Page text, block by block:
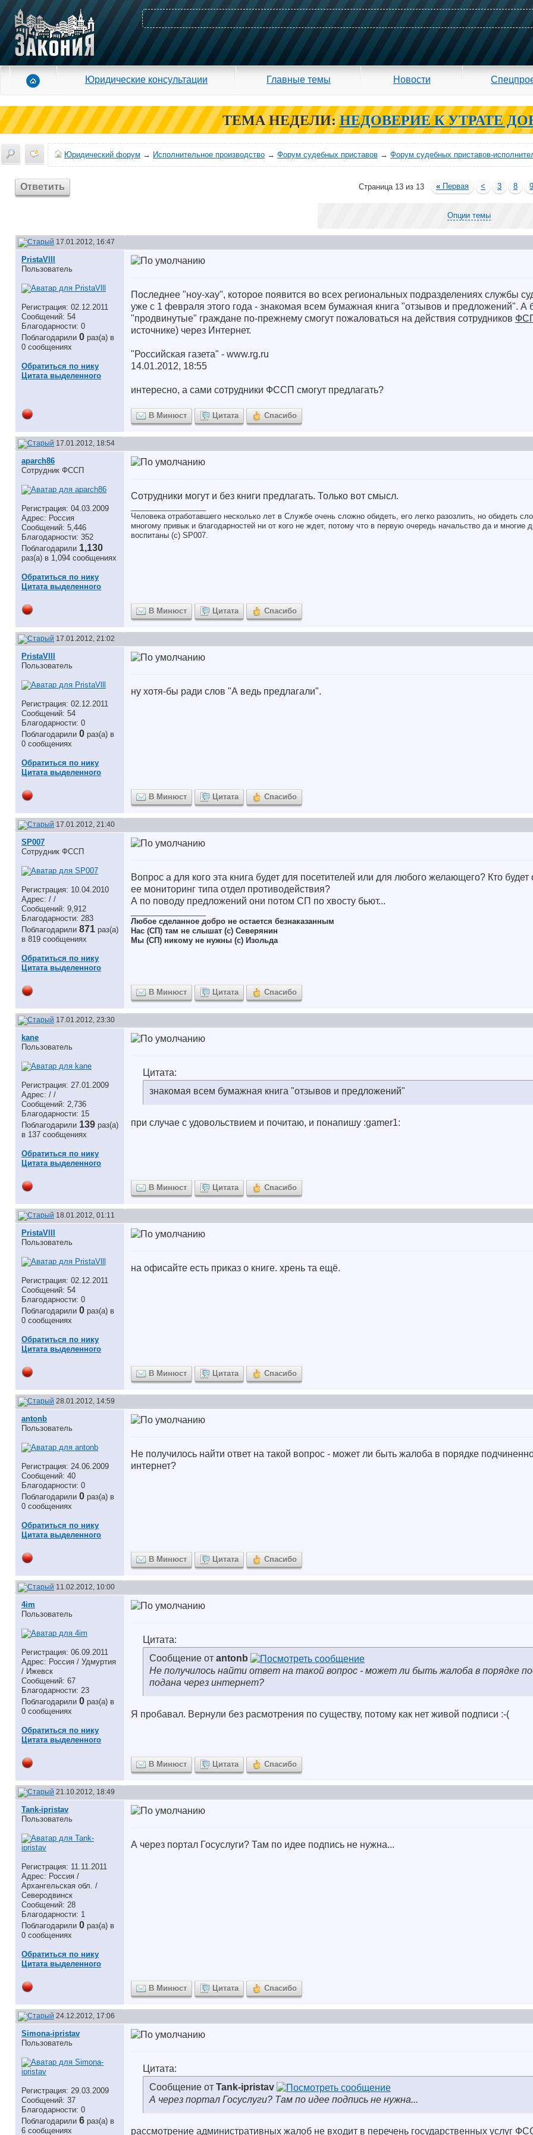
Юридические консультации Главные темы Новости
ТЕМА НЕДЕЛИ: НЕДОВЕРИЕ К УТРАТЕ
Юридический форум → Исполнительное производство → Форум судебных приставов → Форум судебных приставов-
Ответить Страница 13 из 13 « Первая < 3 8 9
Опции темы
17.01.2012, 16:47
PristaVlll
Пользователь
Регистрация: 02.12.2011
Сообщений: 54
Благодарности: 0
Поблагодарили 0 раз(а) в
0 сообщениях
Обратиться по нику
Цитата выделенного
Последнее "ноу-хау", которое появится во всех региональных подразделениях службы
уже с 1 февраля этого года - знакомая всем бумажная книга "отзывов и предложений". А
"продвинутые" граждане по-прежнему смогут пожаловаться на действия сотрудников
источнике) через Интернет.
"Российская газета" - www.rg.ru
14.01.2012, 18:55
интересно, а сами сотрудники ФССП смогут предлагать?
В Минюст Цитата Спасибо
17.01.2012, 18:54
aparch86
Сотрудник ФССП
Регистрация: 04.03.2009
Адрес: Россия
Сообщений: 5,446
Благодарности: 352
Поблагодарили 1,130
раз(а) в 1,094 сообщениях
Обратиться по нику
Цитата выделенного
Сотрудники могут и без книги предлагать. Только вот смысл.
Человека отработавшего несколько лет в Службе очень сложно обидеть, его легко разозлить, но обидеть
многому привык и благодарностей ни от кого не ждет, потому что в первую очередь начальство да и многие
воспитаны (с) SP007.
В Минюст Цитата Спасибо
17.01.2012, 21:02
PristaVlll
Пользователь
Регистрация: 02.12.2011
Сообщений: 54
Благодарности: 0
Поблагодарили 0 раз(а) в
0 сообщениях
Обратиться по нику
Цитата выделенного
ну хотя-бы ради слов "А ведь предлагали".
В Минюст Цитата Спасибо
17.01.2012, 21:40
SP007
Сотрудник ФССП
Регистрация: 10.04.2010
Адрес: / /
Сообщений: 9,912
Благодарности: 283
Поблагодарили 871 раз(а)
в 819 сообщениях
Обратиться по нику
Цитата выделенного
Вопрос а для кого эта книга будет для посетителей или для любого желающего? Кто будет
ее мониторинг типа отдел противодействия?
А по поводу предложений они потом СП по хвосту бьют...
Любое сделанное добро не остается безнаказанным
Нас (СП) там не слышат (с) Северянин
Мы (СП) никому не нужны (с) Изольда
В Минюст Цитата Спасибо
17.01.2012, 23:30
kane
Пользователь
Регистрация: 27.01.2009
Адрес: / /
Сообщений: 2,736
Благодарности: 15
Поблагодарили 139 раз(а)
в 137 сообщениях
Обратиться по нику
Цитата выделенного
Цитата:
знакомая всем бумажная книга "отзывов и предложений"
при случае с удовольствием и почитаю, и понапишу :gamer1:
В Минюст Цитата Спасибо
18.01.2012, 01:11
PristaVlll
Пользователь
Регистрация: 02.12.2011
Сообщений: 54
Благодарности: 0
Поблагодарили 0 раз(а) в
0 сообщениях
Обратиться по нику
Цитата выделенного
на офисайте есть приказ о книге. хрень та ещё.
В Минюст Цитата Спасибо
28.01.2012, 14:59
antonb
Пользователь
Регистрация: 24.06.2009
Сообщений: 40
Благодарности: 0
Поблагодарили 0 раз(а) в
0 сообщениях
Обратиться по нику
Цитата выделенного
Не получилось найти ответ на такой вопрос - может ли быть жалоба в порядке
интернет?
В Минюст Цитата Спасибо
11.02.2012, 10:00
4im
Пользователь
Регистрация: 06.09.2011
Адрес: Россия / Удмуртия
/ Ижевск
Сообщений: 67
Благодарности: 23
Поблагодарили 0 раз(а) в
0 сообщениях
Обратиться по нику
Цитата выделенного
Цитата:
Сообщение от antonb
Не получилось найти ответ на такой вопрос - может ли быть жалоба в порядке
подана через интернет?
Я пробавал. Вернули без расмотрения по существу, потому как нет живой подписи :-(
В Минюст Цитата Спасибо
21.10.2012, 18:49
Tank-ipristav
Пользователь
Регистрация: 11.11.2011
Адрес: Россия /
Архангельская обл. /
Северодвинск
Сообщений: 28
Благодарности: 1
Поблагодарили 0 раз(а) в
0 сообщениях
Обратиться по нику
Цитата выделенного
А через портал Госуслуги? Там по идее подпись не нужна...
В Минюст Цитата Спасибо
24.12.2012, 17:06
Simona-ipristav
Пользователь
Регистрация: 29.03.2009
Сообщений: 37
Благодарности: 0
Поблагодарили 6 раз(а) в
6 сообщениях
Цитата:
Сообщение от Tank-ipristav
А через портал Госуслуги? Там по идее подпись не нужна...
рассмотрение административных жалоб не входит в перечень государственных услуг